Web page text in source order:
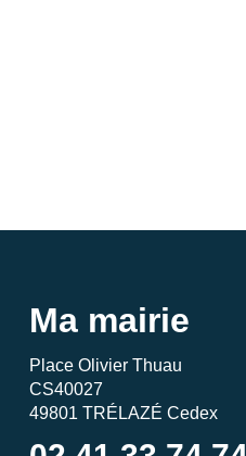
Ma mairie
Place Olivier Thuau
CS40027
49801 TRÉLAZÉ Cedex